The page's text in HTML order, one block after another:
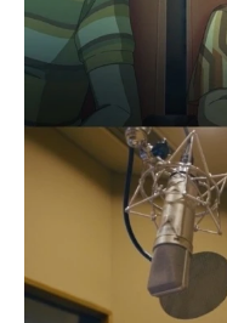
アニメ映画一覧
今期アニメ曜日別一覧
秋アニメ
男性声優/女性声優一覧